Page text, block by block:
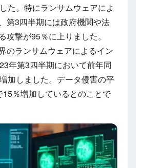
た。特にランサムウェアによ
第3四半期には政府機関や法
攻撃が95％に上りました。
のランサムウェアによるイン
年第3四半期において前年同
加しました。データ侵害の平
％増加しているとのことで